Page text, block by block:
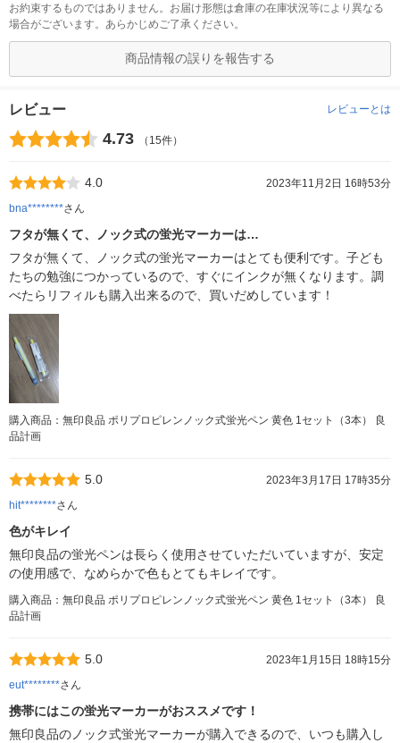
お約束するものではありません。お届け形態は倉庫の在庫状況等により異なる
場合がございます。あらかじめご了承ください。
商品情報の誤りを報告する
レビュー レビューとは
4.73 （15件）
4.0
2023年11月2日 16時53分
bna********さん
フタが無くて、ノック式の蛍光マーカーは…
フタが無くて、ノック式の蛍光マーカーはとても便利です。子ども
たちの勉強につかっているので、すぐにインクが無くなります。調
べたらリフィルも購入出来るので、買いだめしています！
購入商品：無印良品 ポリプロピレンノック式蛍光ペン 黄色 1セット（3本） 良
品計画
5.0
2023年3月17日 17時35分
hit********さん
色がキレイ
無印良品の蛍光ペンは長らく使用させていただいていますが、安定
の使用感で、なめらかで色もとてもキレイです。
購入商品：無印良品 ポリプロピレンノック式蛍光ペン 黄色 1セット（3本） 良
品計画
5.0
2023年1月15日 18時15分
eut********さん
携帯にはこの蛍光マーカーがおススメです！
無印良品のノック式蛍光マーカーが購入できるので、いつも購入し